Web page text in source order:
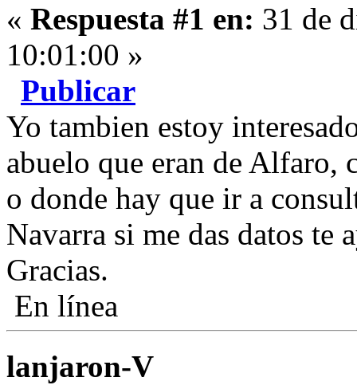
« Respuesta #1 en: 31 de
10:01:00 »
Publicar
Yo tambien estoy
abuelo que eran de Alfaro,
o donde hay que ir a
Navarra si me das datos te
Gracias.
En línea
lanjaron-V